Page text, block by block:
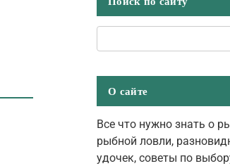
О сайте
Все что нужно знать о
рыбной ловли,
удочек, советы по